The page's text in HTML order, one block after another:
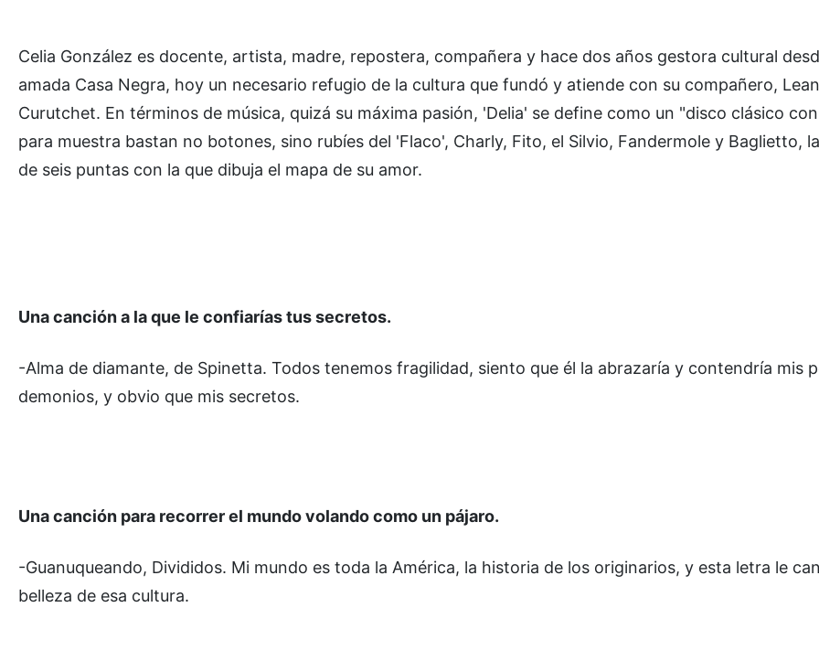
Celia González es docente, artista, madre, repostera, compañera y hace dos años gestora cultural
amada Casa Negra, hoy un necesario refugio de la cultura que fundó y atiende con su compañero,
Curutchet. En términos de música, quizá su máxima pasión, 'Delia' se define como un "disco clásico
para muestra bastan no botones, sino rubíes del 'Flaco', Charly, Fito, el Silvio, Fandermole y Baglietto,
de seis puntas con la que dibuja el mapa de su amor.
Una canción a la que le confiarías tus secretos.
-Alma de diamante, de Spinetta. Todos tenemos fragilidad, siento que él la abrazaría y contendría mis
demonios, y obvio que mis secretos.
Una canción para recorrer el mundo volando como un pájaro.
-Guanuqueando, Divididos. Mi mundo es toda la América, la historia de los originarios, y esta letra le
belleza de esa cultura.